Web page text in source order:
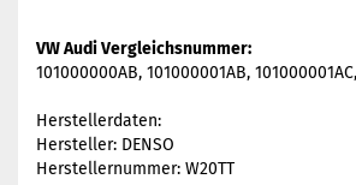
VW Audi Vergleichsnummer:
101000000AB, 101000001AB,
Herstellerdaten:
Hersteller: DENSO
Herstellernummer: W20TT